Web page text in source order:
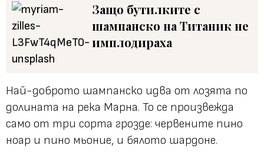
Защо бутилките с
шампанско на Титаник не
имплодираха
Най-доброто шампанско идва от лозята по
долината на река Марна. То се произвежда
само от три сорта грозде: червените пино
ноар и пино мьоние, и бялото шардоне.